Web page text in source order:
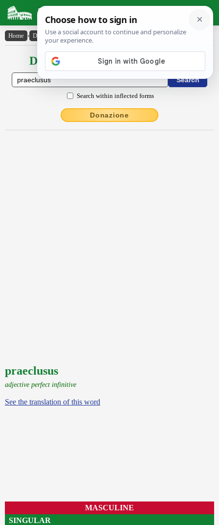
Latin Dictionary
Home › Declensions / Conjugations › praeclusus
Declensions / Conjugations latin
Search within inflected forms
Donazione
praeclusus
adjective perfect infinitive
See the translation of this word
MASCULINE
SINGULAR